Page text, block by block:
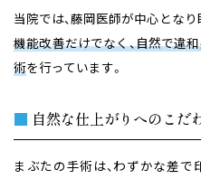
当院では、藤岡医師が中心とな
機能改善だけでなく、自然で違
術を行っています。
■ 自然な仕上がりへのこだ
まぶたの手術は、わずかな差